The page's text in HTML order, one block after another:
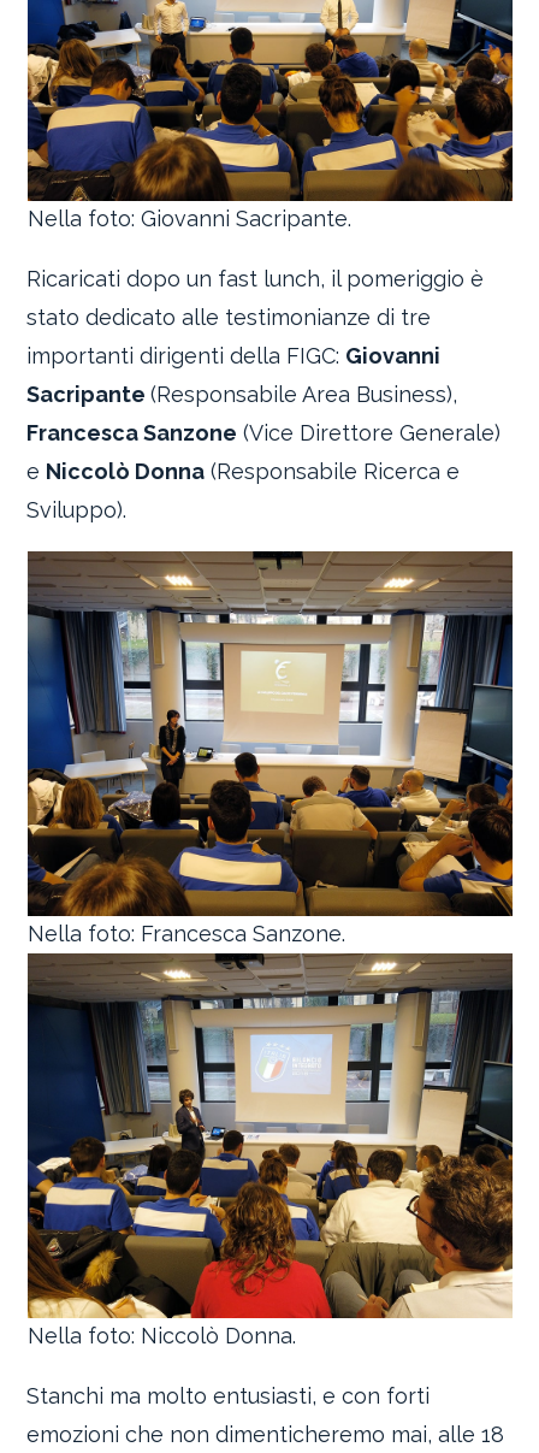
Nella foto: Giovanni Sacripante.
Ricaricati dopo un fast lunch, il pomeriggio è
stato dedicato alle testimonianze di tre
importanti dirigenti della FIGC: Giovanni
Sacripante(Responsabile Area Business),
Francesca Sanzone (Vice Direttore Generale)
e Niccolò Donna (Responsabile Ricerca e
Sviluppo).
Nella foto: Francesca Sanzone.
Nella foto: Niccolò Donna.
Stanchi ma molto entusiasti, e con forti
emozioni che non dimenticheremo mai, alle 18